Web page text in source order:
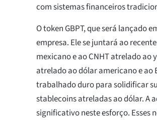
com sistemas financeiros
O token GBPT, que será lançado
empresa. Ele se juntará ao
mexicano e ao CNHT atrelado ao
atrelado ao dólar americano e ao
trabalhado duro para solidificar
stablecoins atreladas ao dólar. A
significativo neste esforço. Esses